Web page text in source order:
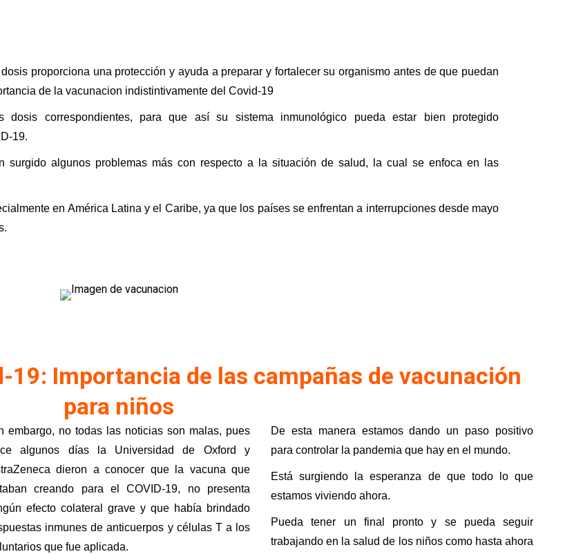
proporciona una protección y ayuda a preparar y fortalecer su organismo antes de que puedan
de la vacunacion indistintivamente del Covid-19
correspondientes, para que así su sistema inmunológico pueda estar bien protegido
19.
surgido algunos problemas más con respecto a la situación de salud, la cual se enfoca en las
en América Latina y el Caribe, ya que los países se enfrentan a interrupciones desde mayo
Importancia de las campañas de vacunación
para niños
embargo, no todas las noticias son malas, pues
algunos días la Universidad de Oxford y
dieron a conocer que la vacuna que
creando para el COVID-19, no presenta
efecto colateral grave y que había brindado
inmunes de anticuerpos y células T a los
que fue aplicada.
De esta manera estamos dando un paso positivo
para controlar la pandemia que hay en el mundo.
Está surgiendo la esperanza de que todo lo que
estamos viviendo ahora.
Pueda tener un final pronto y se pueda seguir
trabajando en la salud de los niños como hasta ahora